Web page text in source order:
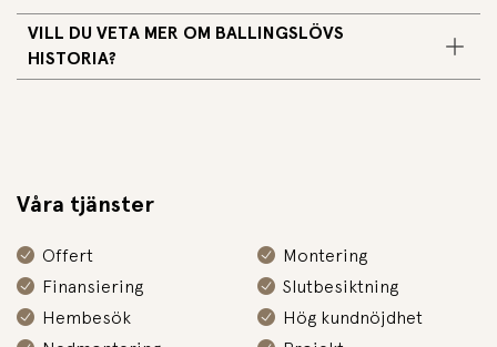
VILL DU VETA MER OM BALLINGSLÖVS
HISTORIA?
Våra tjänster
Offert
Finansiering
Hembesök
Montering
Slutbesiktning
Hög kundnöjdhet